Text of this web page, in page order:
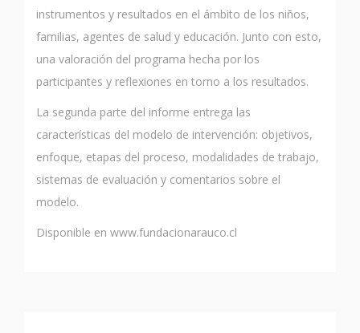
instrumentos y resultados en el ámbito de los niños,
familias, agentes de salud y educación. Junto con esto,
una valoración del programa hecha por los
participantes y reflexiones en torno a los resultados.
La segunda parte del informe entrega las
características del modelo de intervención: objetivos,
enfoque, etapas del proceso, modalidades de trabajo,
sistemas de evaluación y comentarios sobre el
modelo.
Disponible en www.fundacionarauco.cl